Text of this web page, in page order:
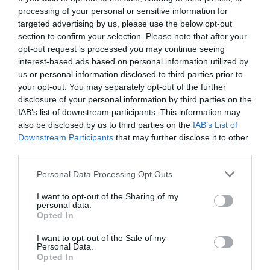
processing of your personal or sensitive information for
targeted advertising by us, please use the below opt-out
section to confirm your selection. Please note that after your
opt-out request is processed you may continue seeing
interest-based ads based on personal information utilized by
us or personal information disclosed to third parties prior to
your opt-out. You may separately opt-out of the further
disclosure of your personal information by third parties on the
IAB’s list of downstream participants. This information may
also be disclosed by us to third parties on the IAB’s List of
Downstream Participants that may further disclose it to other
Please note that this website/app uses one or more Google
not limited to your visit or usage behaviour. You may click to
grant or deny consent to Google and its third-party tags to
use your data for below specified purposes in below Google
consent section.
Personal Data Processing Opt Outs
I want to opt-out of the Sharing of my
personal data.
Opted In
I want to opt-out of the Sale of my
Personal Data.
Opted In
διατατήρα ιστών ή ένθεμα σιλικόνης
Καθυστερημένη αποκατάσταση μετά από
μαστεκτομή με τοποθέτηση ενθέματος σιλικόνης ή
χρήση μυοδερματικών κρημνών
Επεμβάσεις συμμετροποίησης
Θεραπευτική μειωτική επέμβαση μαστών
Medical Tattoo
Επιστημονική Ομάδα
Εξειδικευμένος Χειρουργός μαστού
Ειδικός Ακτινοδιαγνώστης μαστού
Παθολόγος Ογκολόγος
Πλαστικός Χειρουργός
Φυσικοθεραπευτής ειδικός στο λεμφοίδημα
Τεχνολόγοι Μαστού
Εξειδικευμένοι νοσηλευτές